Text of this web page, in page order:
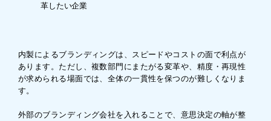
革したい企業
内製によるブランディングは、スピードやコストの面で利点が
あります。ただし、複数部門にまたがる変革や、精度・再現性
が求められる場面では、全体の一貫性を保つのが難しくなりま
す。
外部のブランディング会社を入れることで、意思決定の軸が整